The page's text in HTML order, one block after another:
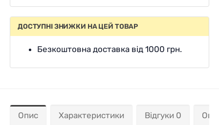
ДОСТУПНІ ЗНИЖКИ НА ЦЕЙ ТОВАР
Безкоштовна доставка від 1000 грн.
Опис Характеристики Відгуки 0